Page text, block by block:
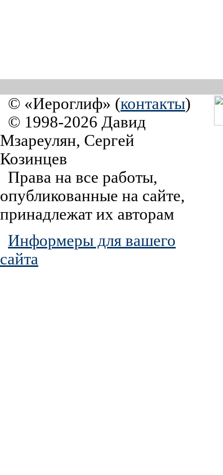
© «Иероглиф» (контакты)
© 1998-2026 Давид
Мзареулян, Сергей
Козинцев
Права на все работы,
опубликованные на сайте,
принадлежат их авторам
Информеры для вашего
сайта